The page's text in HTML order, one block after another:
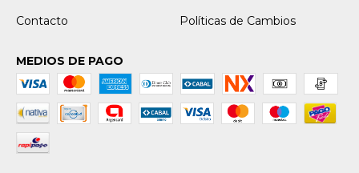
Contacto Políticas de Cambios
MEDIOS DE PAGO